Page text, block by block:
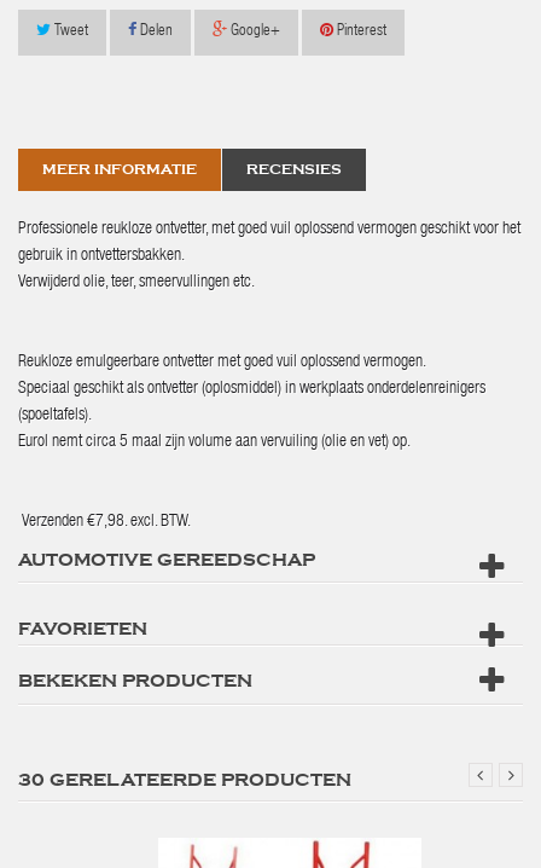
Tweet Delen Google+ Pinterest
MEER INFORMATIE RECENSIES
Professionele reukloze ontvetter, met goed vuil oplossend vermogen geschikt voor het
gebruik in ontvettersbakken.
Verwijderd olie, teer, smeervullingen etc.
Reukloze emulgeerbare ontvetter met goed vuil oplossend vermogen.
Speciaal geschikt als ontvetter (oplosmiddel) in werkplaats onderdelenreinigers
(spoeltafels).
Eurol nemt circa 5 maal zijn volume aan vervuiling (olie en vet) op.
Verzenden €7,98. excl. BTW.
AUTOMOTIVE GEREEDSCHAP
FAVORIETEN
BEKEKEN PRODUCTEN
30 GERELATEERDE PRODUCTEN